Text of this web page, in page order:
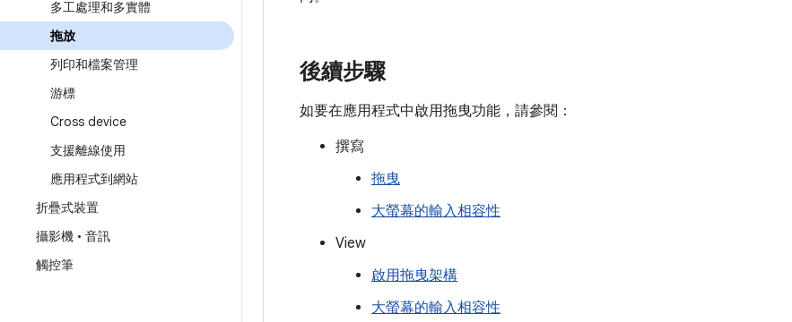
多工處理和多實體
拖放
列印和檔案管理
游標
Cross device
支援離線使用
應用程式到網站
折疊式裝置
攝影機 • 音訊
觸控筆
後續步驟
如要在應用程式中啟用拖曳功能，請參閱：
撰寫
拖曳
大螢幕的輸入相容性
View
啟用拖曳架構
大螢幕的輸入相容性